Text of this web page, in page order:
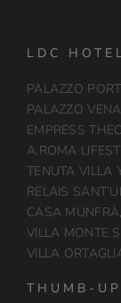
LDC
PALAZZO
PALAZZO
EMPRESS
A.ROMA
TENUTA VILLA
RELAIS
CASA
VILLA MONTE
VILLA
THUMB-UP